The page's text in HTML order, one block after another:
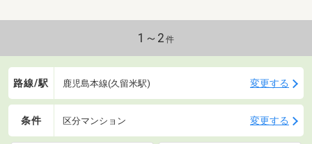
1～2 件
路線/駅 鹿児島本線(久留米駅) 変更する
条件 区分マンション 変更する